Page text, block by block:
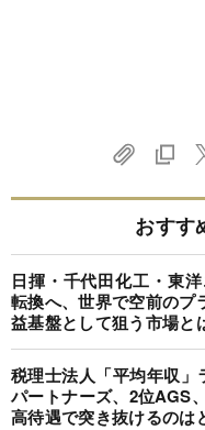
おすす
日揮・千代田化工・東
転換へ、世界で空前のプ
益基盤として狙う市場と
税理士法人「平均年収
パートナーズ、2位AGS
高待遇で突き抜けるのは